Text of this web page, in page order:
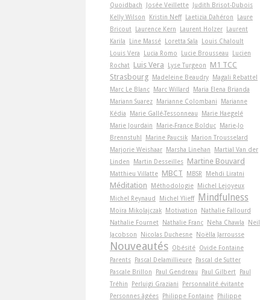
Quoidbach
Josée Veillette Judith Brisot-Dubois
Kelly Wilson
Kristin Neff Laetizia Dahéron
Laure
Bricout Laurence Kern Laurent Holzer Laurent
Karila
Line Massé Loretta Sala
Louis Chaloult
Louis Vera
Lucia Romo Lucie Brousseau
Lucien
Rochat Luis Vera Lyse Turgeon
M1 TCC
Strasbourg Madeleine Beaudry Magali Rebattel
Marc Le Blanc Marc Willard
Maria Elena Brianda
Mariann Suarez Marianne Colombani
Marianne
Kédia
Marie Gallé-Tessonneau
Marie Haegelé
Marie Jourdain
Marie-France Bolduc Marie-Jo
Brennstuhl
Marine Paucsik Marion Trousselard
Marjorie Weishaar Marsha Linehan
Martial Van der
Linden
Martin Desseilles Martine Bouvard
Matthieu Villatte MBCT MBSR Mehdi Liratni
Méditation Méthodologie Michel Lejoyeux
Michel Reynaud
Michel Ylieff Mindfulness
Moïra Mikolajczak Motivation
Nathalie Fallourd
Nathalie Fournet Nathalie Franc Neha Chawla
Neil
Jacobson
Nicolas Duchesne Noëlla Jarrousse
Nouveautés Obésité Ovide Fontaine
Parents Pascal Delamillieure Pascal de Sutter
Pascale Brillon
Paul Gendreau Paul Gilbert Paul
Tréhin
Perluigi Graziani
Personnalité évitante
Personnes âgées Philippe Fontaine Philippe